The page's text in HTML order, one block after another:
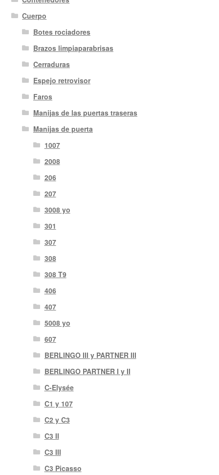
Cuerpo
Botes rociadores
Brazos limpiaparabrisas
Cerraduras
Espejo retrovisor
Faros
Manijas de las puertas traseras
Manijas de puerta
1007
2008
206
207
3008 yo
301
307
308
308 T9
406
407
5008 yo
607
BERLINGO III y PARTNER III
BERLINGO PARTNER I y II
C-Elysée
C1 y 107
C2 y C3
C3 II
C3 III
C3 Picasso